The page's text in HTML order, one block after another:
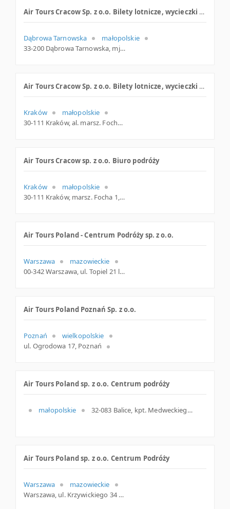
Air Tours Cracow Sp. z o.o. Bilety lotnicze, wycieczki egzotyczne
Dąbrowa Tarnowska
małopolskie
33-200 Dąbrowa Tarnowska, mjr. Sucharskiego 7, woj. Małopolskie, pow. Dąbrowski, gm. Dąbrowa Tarnowska
Air Tours Cracow Sp. z o.o. Bilety lotnicze, wycieczki egzotyczne
Kraków
małopolskie
30-111 Kraków, al. marsz. Focha 1 (hotel Cracovia), woj. Małopolskie, pow. Kraków, gm. Kraków
Air Tours Cracow sp. z o.o. Biuro podróży
Kraków
małopolskie
30-111 Kraków, marsz. Focha 1, małopolskie
Air Tours Poland - Centrum Podróży sp. z o.o.
Warszawa
mazowieckie
00-342 Warszawa, ul. Topiel 21 lok. 1, mazowieckie
Air Tours Poland Poznań Sp. z o.o.
Poznań
wielkopolskie
ul. Ogrodowa 17, Poznań
Air Tours Poland sp. z o.o. Centrum podróży
małopolskie 32-083 Balice, kpt. Medweckiego 1, małopolskie
Air Tours Poland sp. z o.o. Centrum Podróży
Warszawa
mazowieckie
Warszawa, ul. Krzywickiego 34 /1, mazowieckie